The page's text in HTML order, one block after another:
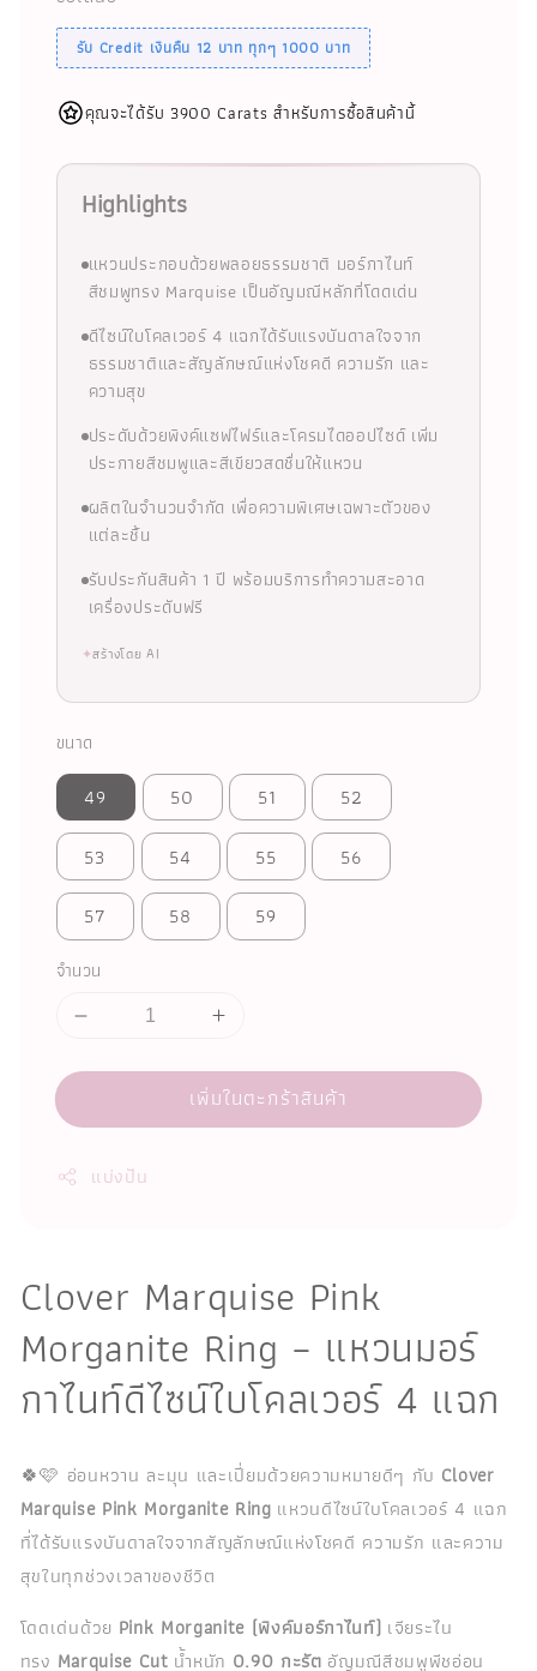
รับ Credit เงินคืน 12 บาท ทุกๆ 1000 บาท
คุณจะได้รับ 3900 Carats สำหรับการซื้อสินค้านี้
Highlights
แหวนประกอบด้วยพลอยธรรมชาติ มอร์กาไนท์
สีชมพูทรง Marquise เป็นอัญมณีหลักที่โดดเด่น
ดีไซน์ใบโคลเวอร์ 4 แฉกได้รับแรงบันดาลใจจาก
ธรรมชาติและสัญลักษณ์แห่งโชคดี ความรัก และ
ความสุข
ประดับด้วยพิงค์แซฟไฟร์และโครมไดออปไซด์ เพิ่ม
ประกายสีชมพูและสีเขียวสดชื่นให้แหวน
ผลิตในจำนวนจำกัด เพื่อความพิเศษเฉพาะตัวของ
แต่ละชิ้น
รับประกันสินค้า 1 ปี พร้อมบริการทำความสะอาด
เครื่องประดับฟรี
✦สร้างโดย AI
ขนาด
49 50 51
52
53
54 55
56
57
58 59
จำนวน
เพิ่มในตะกร้าสินค้า
แบ่งปัน
Clover Marquise Pink
Morganite Ring – แหวนมอร์
กาไนท์ดีไซน์ใบโคลเวอร์ 4 แฉก
🍀🩷 อ่อนหวาน ละมุน และเปี่ยมด้วยความหมายดีๆ กับ Clover
Marquise Pink Morganite Ring แหวนดีไซน์ใบโคลเวอร์ 4 แฉก
ที่ได้รับแรงบันดาลใจจากสัญลักษณ์แห่งโชคดี ความรัก และความ
สุขในทุกช่วงเวลาของชีวิต
โดดเด่นด้วย Pink Morganite (พิงค์มอร์กาไนท์) เจียระไน
ทรง Marquise Cut น้ำหนัก 0.90 กะรัต อัญมณีสีชมพูพีชอ่อน